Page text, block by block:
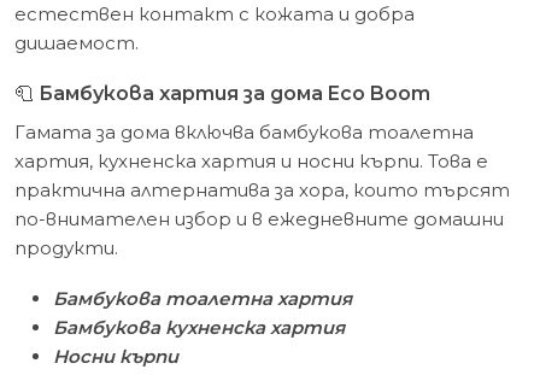
естествен контакт с кожата и добра
дишаемост.
🧻 Бамбукова хартия за дома Eco Boom
Гамата за дома включва бамбукова тоалетна
хартия, кухненска хартия и носни кърпи. Това е
практична алтернатива за хора, които търсят
по-внимателен избор и в ежедневните домашни
продукти.
Бамбукова тоалетна хартия
Бамбукова кухненска хартия
Носни кърпи